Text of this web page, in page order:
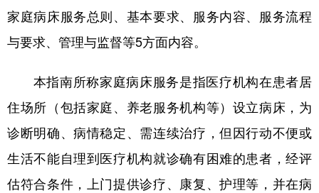
法律 中央文件 金融
学术中国 乡村振兴 银龄 溯源中国
彩票 娱乐 时尚 悦读
公益 一带一路 亚太网 上市公司
家庭病床服务总则、基本要求、服务内容、服务流程
与要求、管理与监督等5方面内容。
本指南所称家庭病床服务是指医疗机构在患者居
住场所（包括家庭、养老服务机构等）设立病床，为
诊断明确、病情稳定、需连续治疗，但因行动不便或
生活不能自理到医疗机构就诊确有困难的患者，经评
估符合条件，上门提供诊疗、康复、护理等，并在病